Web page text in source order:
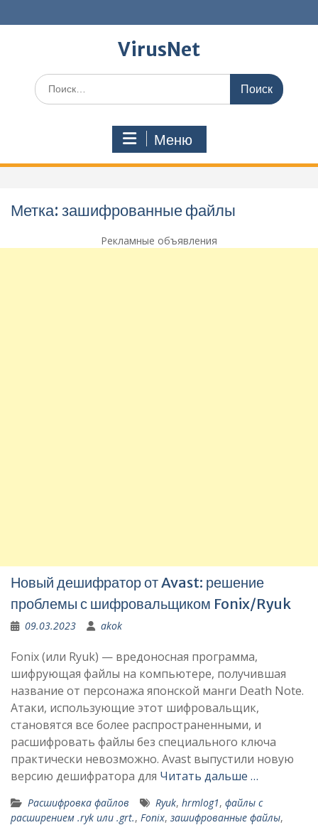
к
VirusNet
Поиск
по:
Меню
Метка: зашифрованные файлы
Рекламные объявления
Новый дешифратор от Avast: решение
проблемы с шифровальщиком Fonix/Ryuk
09.03.2023 akok
Fonix (или Ryuk) — вредоносная программа,
шифрующая файлы на компьютере, получившая
название от персонажа японской манги Death Note.
Атаки, использующие этот шифровальщик,
становятся все более распространенными, и
расшифровать файлы без специального ключа
практически невозможно. Avast выпустили новую
версию дешифратора для Читать дальше …
Расшифровка файлов Ryuk, hrmlog1, файлы с
расширением .ryk или .grt., Fonix, зашифрованные файлы,